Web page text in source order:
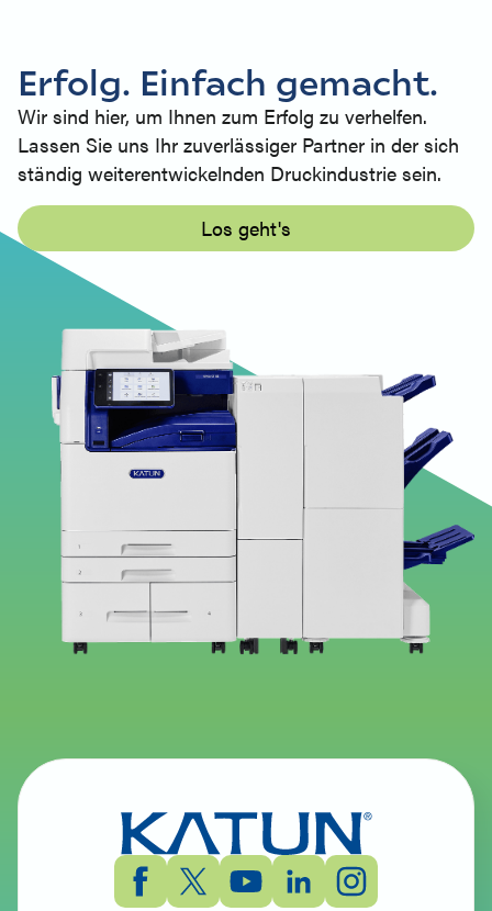
Erfolg. Einfach gemacht.
Wir sind hier, um Ihnen zum Erfolg zu verhelfen.
Lassen Sie uns Ihr zuverlässiger Partner in der sich
ständig weiterentwickelnden Druckindustrie sein.
Los geht's